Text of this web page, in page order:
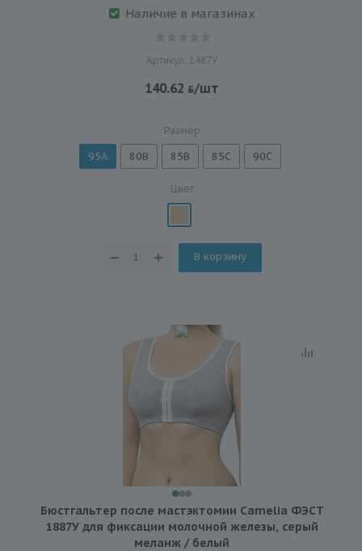
Наличие в магазинах
Артикул: 1487У
140.62 /шт
Размер
95A 80B 85B 85C 90C
Цвет
В корзину
Бюстгальтер после мастэктомии Camelia ФЭСТ
1887У для фиксации молочной железы, серый
меланж / белый